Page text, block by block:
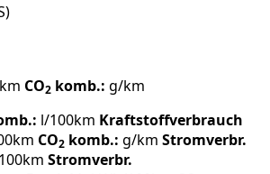
CO2 komb.: g/km
l/100km Kraftstoffverbrauch
CO2 komb.: g/km Stromverbr.
Stromverbr.